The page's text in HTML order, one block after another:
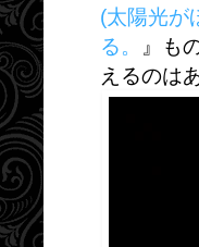
(太陽光が
る。
』も
えるのは